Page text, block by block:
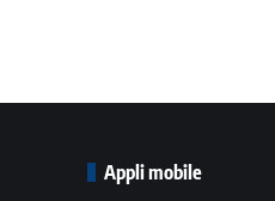
Appli mobile